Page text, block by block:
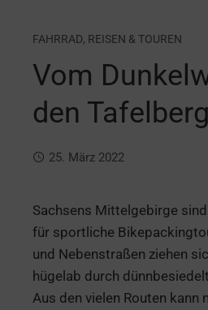
FAHRRAD, REISEN & TOUREN
Vom
den
25. März 2022
Sachsens Mittelgebirge
für sportliche
und Nebenstraßen ziehen
hügelab durch
Aus den vielen Routen kann